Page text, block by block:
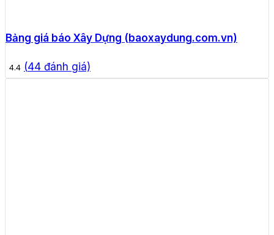
Bảng giá báo Xây Dựng (baoxaydung.com.vn)
4.4 (44 đánh giá)